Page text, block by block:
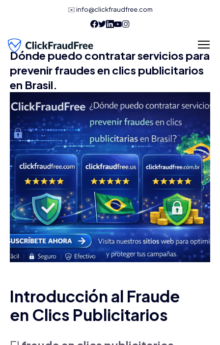
✉️info@clickfraudfree.com
Dónde puedo contratar servicios para
prevenir fraudes en clics publicitarios
en Brasil.
Introducción al Fraude
en Clics Publicitarios